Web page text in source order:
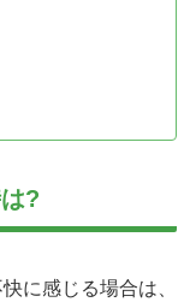
?
に感じる場合は、